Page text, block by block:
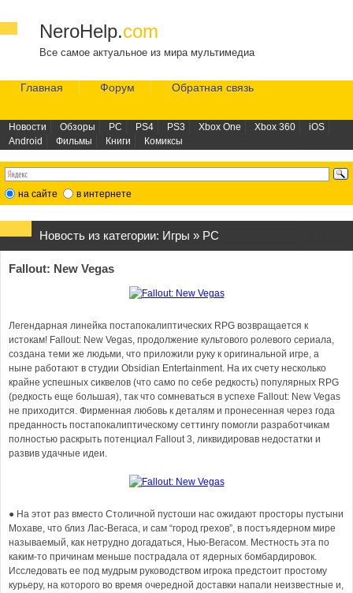
NeroHelp.com
Все самое актуальное из мира мультимедиа
Главная Форум Обратная связь
Новости Обзоры PC PS4 PS3 Xbox One Xbox 360
iOS
Android
Фильмы Книги Комиксы
на сайте в интернете
Новость из категории: Игры » PC
Fallout: New Vegas
Легендарная линейка постапокалиптических RPG возвращается к
истокам! Fallout: New Vegas, продолжение культового ролевого сериала,
создана теми же людьми, что приложили руку к оригинальной игре, а
ныне работают в студии Obsidian Entertainment. На их счету несколько
крайне успешных сиквелов (что само по себе редкость) популярных RPG
(редкость еще большая), так что сомневаться в успехе Fallout: New Vegas
не приходится. Фирменная любовь к деталям и пронесенная через года
преданность постапокалиптическому сеттингу помогли разработчикам
полностью раскрыть потенциал Fallout 3, ликвидировав недостатки и
развив удачные идеи.
● На этот раз вместо Столичной пустоши нас ожидают просторы пустыни
Мохаве, что близ Лас-Вегаса, и сам “город грехов”, в постъядерном мире
называемый, как нетрудно догадаться, Нью-Вегасом. Местность эта по
каким-то причинам меньше пострадала от ядерных бомбардировок.
Исследовать ее под мудрым руководством игрока предстоит простому
курьеру, на которого во время очередной доставки напали неизвестные и,